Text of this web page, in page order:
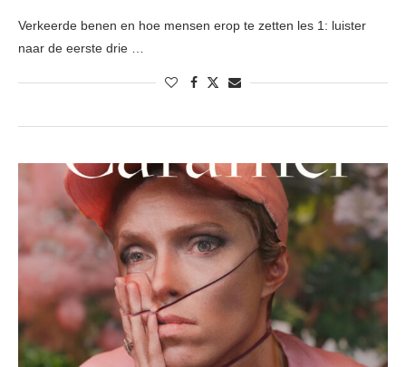
Verkeerde benen en hoe mensen erop te zetten les 1: luister
naar de eerste drie …